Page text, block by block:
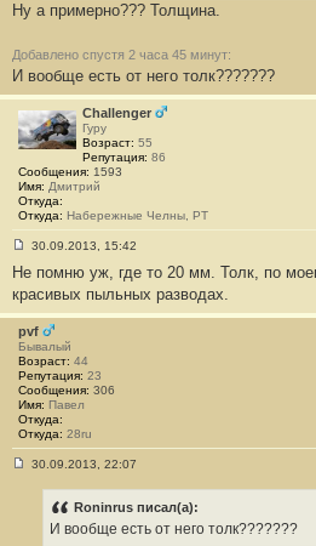
и
е
1
7
Ну а примерно??? Толщина.
Добавлено спустя 2 часа 45 минут:
И вообще есть от него толк???????
Challenger
Гуру
Возраст: 55
Репутация: 86
Сообщения: 1593
Имя: Дмитрий
Откуда:
Откуда: Набережные Челны, РТ
о
б
щ
е
н
и
е
#
1
6
8
30.09.2013, 15:42
Не помню уж, где то 20 мм. Толк, по
красивых пыльных разводах.
pvf
Бывалый
Возраст: 44
Репутация: 23
Сообщения: 306
Имя: Павел
Откуда:
Откуда: 28ru
30.09.2013, 22:07
Roninrus писал(а):
И вообще есть от него толк???????